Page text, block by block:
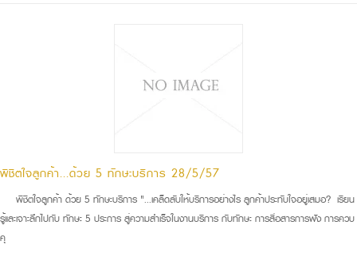
พิชิตใจลูกค้า...ด้วย 5 ทักษะบริการ 28/5/57
พิชิตใจลูกค้า ด้วย 5 ทักษะบริการ "...เคล็ดลับให้บริการอย่างไร ลูกค้าประทับใจอยู่เสมอ? เรียน
รู้และเจาะลึกไปกับ ทักษะ 5 ประการ สู่ความสำเร็จในงานบริการ กับทักษะ การสื่อสารการฟัง การควบ
คุ